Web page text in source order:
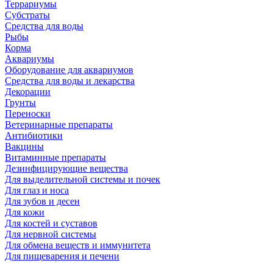
Террариумы
Субстраты
Средства для воды
Рыбы
Корма
Аквариумы
Оборудование для аквариумов
Средства для воды и лекарства
Декорации
Грунты
Переноски
Ветеринарные препараты
Антибиотики
Вакцины
Витаминные препараты
Дезинфицирующие вещества
Для выделительной системы и почек
Для глаз и носа
Для зубов и десен
Для кожи
Для костей и суставов
Для нервной системы
Для обмена веществ и иммунитета
Для пищеварения и печени